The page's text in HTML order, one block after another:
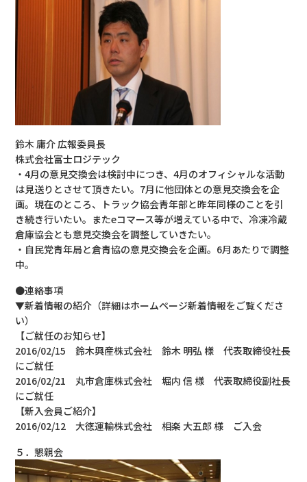
鈴木 庸介 広報委員長
株式会社富士ロジテック
・4月の意見交換会は検討中につき、4月のオフィシャルな活動
は見送りとさせて頂きたい。7月に他団体との意見交換会を企
画。現在のところ、トラック協会青年部と昨年同様のことを引
き続き行いたい。またeコマース等が増えている中で、冷凍冷蔵
倉庫協会とも意見交換会を調整していきたい。
・自民党青年局と倉青協の意見交換会を企画。6月あたりで調整
中。
●連絡事項
▼新着情報の紹介（詳細はホームページ新着情報をご覧くださ
い）
【ご就任のお知らせ】
2016/02/15 鈴木興産株式会社 鈴木 明弘 様 代表取締役社長
にご就任
2016/02/21 丸市倉庫株式会社 堀内 信 様 代表取締役副社長
にご就任
【新入会員ご紹介】
2016/02/12 大徳運輸株式会社 相楽 大五郎 様 ご入会
５．懇親会